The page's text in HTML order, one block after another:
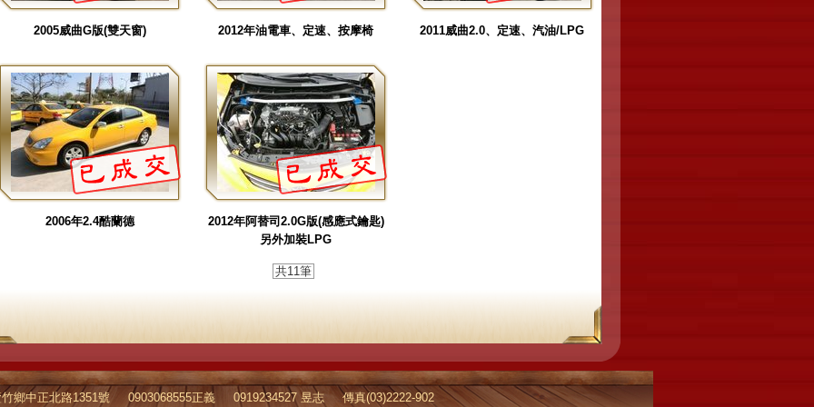
2005威曲G版(雙天窗) 2012年油電車、定速、按摩椅 2011威曲2.0、定速、汽油/LPG
2006年2.4酷蘭德
2012年阿替司2.0G版(感應式鑰匙)
另外加裝LPG
共11筆
鄉中正北路1351號 0903068555正義 0919234527 昱志 傳真(03)2222-902